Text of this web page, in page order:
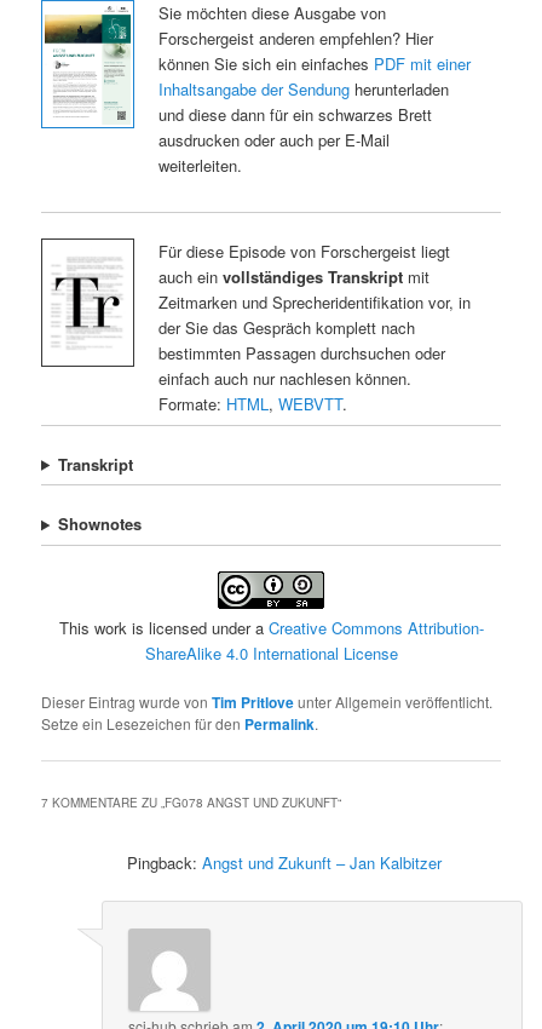
Sie möchten diese Ausgabe von
Forschergeist anderen empfehlen? Hier
können Sie sich ein einfaches PDF mit einer
Inhaltsangabe der Sendungherunterladen
und diese dann für ein schwarzes Brett
ausdrucken oder auch per E-Mail
weiterleiten.
Für diese Episode von Forschergeist liegt
auch ein vollständiges Transkriptmit
Zeitmarken und Sprecheridentifikation vor, in
der Sie das Gespräch komplett nach
bestimmten Passagen durchsuchen oder
einfach auch nur nachlesen können.
Formate: HTML, WEBVTT.
Transkript
Shownotes
This work is licensed under a Creative Commons Attribution-
ShareAlike 4.0 International License
Dieser Eintrag wurde vonTim Pritloveunter Allgemein veröffentlicht.
Setze ein Lesezeichen für den Permalink.
7 KOMMENTARE ZU „FG078 ANGST UND ZUKUNFT“
Pingback:Angst und Zukunft – Jan Kalbitzer